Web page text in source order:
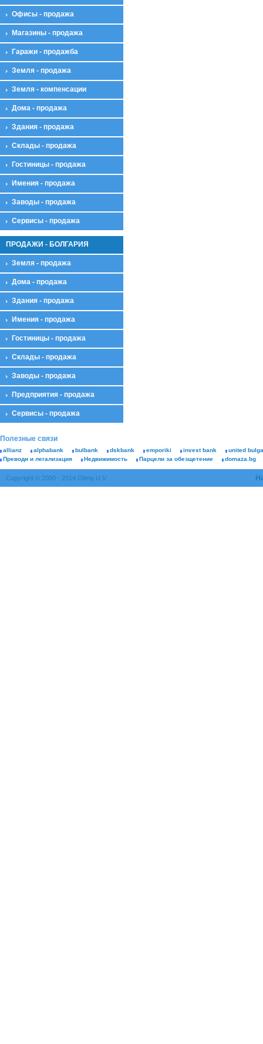
Офисы - продажа
Магазины - продажа
Гаражи - продажба
Земля - продажа
Земля - компенсации
Дома - продажа
Здания - продажа
Склады - продажа
Гостиницы - продажа
Имения - продажа
Заводы - продажа
Сервисы - продажа
ПРОДАЖИ - БОЛГАРИЯ
Земля - продажа
Дома - продажа
Здания - продажа
Имения - продажа
Гостиницы - продажа
Склады - продажа
Заводы - продажа
Предприятия - продажа
Сервисы - продажа
Полезные связи
allianz alphabank bulbank dskbank emporiki invest bank
united
Преводи и легализация
Недвижимость Парцели за обезщетение domaza.bg
Copyright © 2000 - 2014 Olimp U.V.